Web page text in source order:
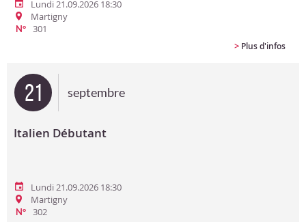
Lundi 21.09.2026 18:30
Martigny
N°
301
> Plus d'infos
21 septembre
Italien Débutant
Lundi 21.09.2026 18:30
Martigny
N°
302